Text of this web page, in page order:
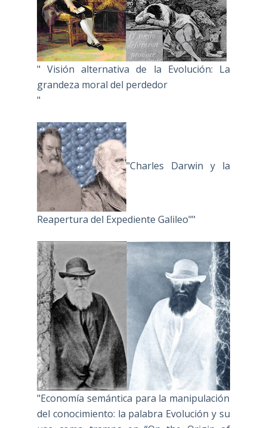
" Visión alternativa de la Evolución: La
grandeza moral del perdedor
"
"Charles Darwin y la
Reapertura del Expediente Galileo""
"Economía semántica para la manipulación
del conocimiento: la palabra Evolución y su